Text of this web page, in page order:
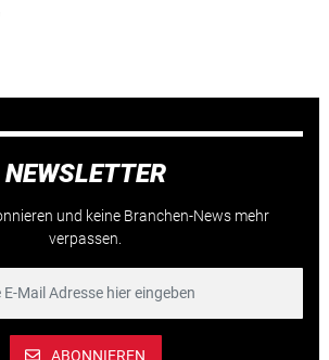
NEWSLETTER
und keine Branchen-News mehr
verpassen.
ABONNIEREN